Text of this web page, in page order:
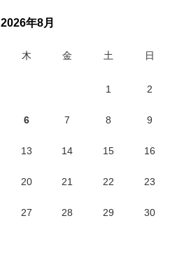
2026年8月
木 金 土 日
1 2
6 7 8 9
13 14 15 16
20 21 22 23
27 28 29 30